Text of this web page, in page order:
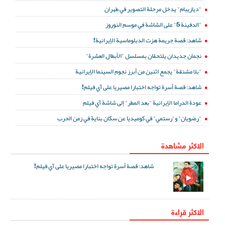
"ديازيبام" يدخل مرحلة التصوير في طهران
"الدفينة 5" على الشاشة في موسم النوروز
شاهد: قصة جريمة هزت الدبلوماسية الإيرانية!
نجمان جديدان يلتحقان بمسلسل "الأبطال العشرة"
"بلا مشنقة" يجمع اثنين من أبرز نجوم السينما الإيرانية
شاهد: قصة أسرة تواجه اختبارا مصيريا على آي فيلم!
عودة الدراما الإيرانية "بعد المطر" إلى شاشة آي فيلم
"رضويان" و"رستمي" في كوميديا عن سكان بناية في زمن الحرب
الاكثر مشاهدة
شاهد: قصة أسرة تواجه اختبارا مصيريا على آي فيلم!
الاكثر قراءة